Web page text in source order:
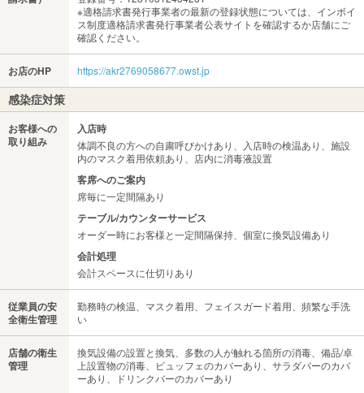
※適格請求書発行事業者の最新の登録状態については、インボイ
ス制度適格請求書発行事業者公表サイトを確認するか店舗にご
確認ください。
お店のHP https://akr2769058677.owst.jp
感染症対策
お客様への
取り組み
入店時
体調不良の方への自粛呼びかけあり、入店時の検温あり、施設
内のマスク着用依頼あり、店内に消毒液設置
客席へのご案内
席毎に一定間隔あり
テーブル/カウンターサービス
オーダー時にお客様と一定間隔保持、個室に換気設備あり
会計処理
会計スペースに仕切りあり
従業員の安
全衛生管理
勤務時の検温、マスク着用、フェイスガード着用、頻繁な手洗
い
店舗の衛生
管理
換気設備の設置と換気、多数の人が触れる箇所の消毒、備品/卓
上設置物の消毒、ビュッフェのカバーあり、サラダバーのカバ
ーあり、ドリンクバーのカバーあり